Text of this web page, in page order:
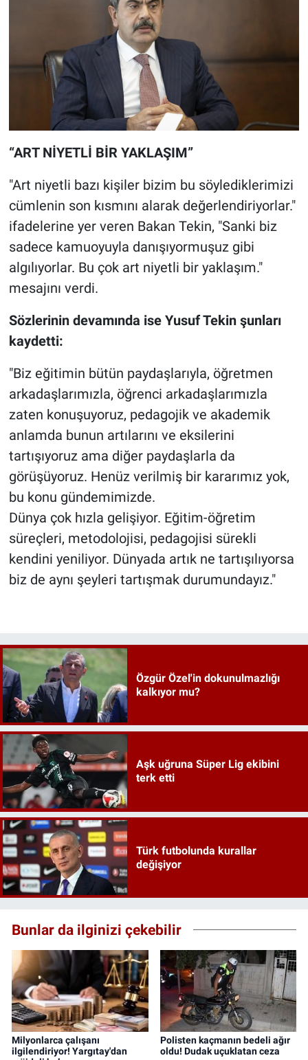
“ART NİYETLİ BİR YAKLAŞIM”
"Art niyetli bazı kişiler bizim bu söylediklerimizi
cümlenin son kısmını alarak değerlendiriyorlar."
ifadelerine yer veren Bakan Tekin, "Sanki biz
sadece kamuoyuyla danışıyormuşuz gibi
algılıyorlar. Bu çok art niyetli bir yaklaşım."
mesajını verdi.
Sözlerinin devamında ise Yusuf Tekin şunları
kaydetti:
"Biz eğitimin bütün paydaşlarıyla, öğretmen
arkadaşlarımızla, öğrenci arkadaşlarımızla
zaten konuşuyoruz, pedagojik ve akademik
anlamda bunun artılarını ve eksilerini
tartışıyoruz ama diğer paydaşlarla da
görüşüyoruz. Henüz verilmiş bir kararımız yok,
bu konu gündemimizde.
Dünya çok hızla gelişiyor. Eğitim-öğretim
süreçleri, metodolojisi, pedagojisi sürekli
kendini yeniliyor. Dünyada artık ne tartışılıyorsa
biz de aynı şeyleri tartışmak durumundayız."
Özgür Özel'in dokunulmazlığı
kalkıyor mu?
Aşk uğruna Süper Lig ekibini
terk etti
Türk futbolunda kurallar
değişiyor
Bunlar da ilginizi çekebilir
Milyonlarca çalışanı
ilgilendiriyor! Yargıtay'dan
Polisten kaçmanın bedeli ağır
oldu! Dudak uçuklatan ceza